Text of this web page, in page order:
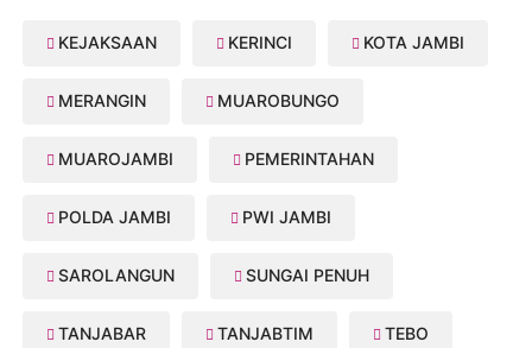
KEJAKSAAN KERINCI KOTA JAMBI
MERANGIN MUAROBUNGO
MUAROJAMBI PEMERINTAHAN
POLDA JAMBI PWI JAMBI
SAROLANGUN SUNGAI PENUH
TANJABAR TANJABTIM TEBO